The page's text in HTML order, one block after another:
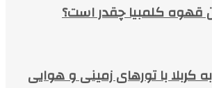
قهوه کلمبیا چقدر است؟
کربلا با تورهای زمینی و هوایی